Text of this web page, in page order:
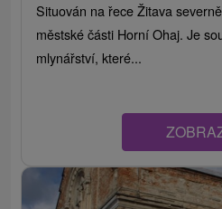
Situován na řece Žitava
městské části Horní Ohaj. Je
mlynářství, které...